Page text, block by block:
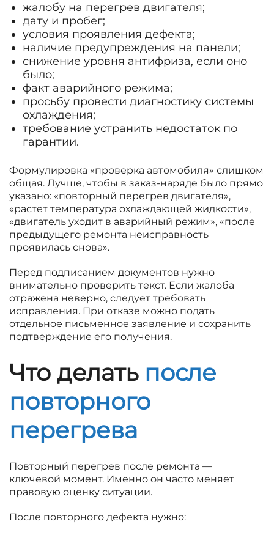
жалобу на перегрев двигателя;
дату и пробег;
условия проявления дефекта;
наличие предупреждения на панели;
снижение уровня антифриза, если оно
было;
факт аварийного режима;
просьбу провести диагностику системы
охлаждения;
требование устранить недостаток по
гарантии.
Формулировка «проверка автомобиля» слишком
общая. Лучше, чтобы в заказ-наряде было прямо
указано: «повторный перегрев двигателя»,
«растет температура охлаждающей жидкости»,
«двигатель уходит в аварийный режим», «после
предыдущего ремонта неисправность
проявилась снова».
Перед подписанием документов нужно
внимательно проверить текст. Если жалоба
отражена неверно, следует требовать
исправления. При отказе можно подать
отдельное письменное заявление и сохранить
подтверждение его получения.
Что делать после
повторного
перегрева
Повторный перегрев после ремонта —
ключевой момент. Именно он часто меняет
правовую оценку ситуации.
После повторного дефекта нужно: